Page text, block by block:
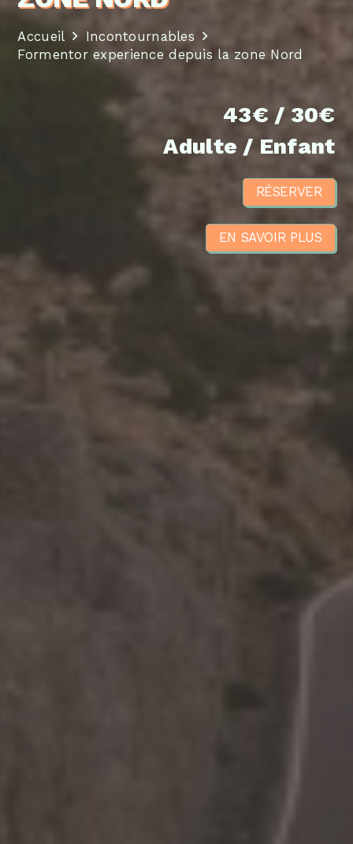
Accueil
Incontournables
Formentor experience depuis la zone Nord
43€ / 30€
Adulte / Enfant
RÉSERVER
EN SAVOIR PLUS